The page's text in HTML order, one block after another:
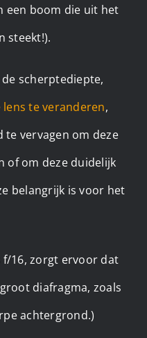
een boom die uit het
steekt!).
scherptediepte,
te veranderen,
te vervagen om deze
of om deze duidelijk
belangrijk is voor het
f/16, zorgt ervoor dat
diafragma, zoals
achtergrond.)